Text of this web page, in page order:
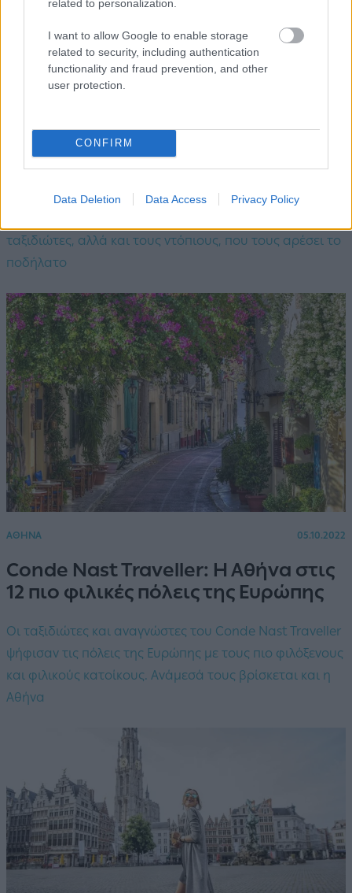
related to personalization.
I want to allow Google to enable storage
related to security, including authentication
functionality and fraud prevention, and other
user protection.
CONFIRM
Data Deletion Data Access Privacy Policy
Οι 10 καλύτερες πόλεις στον κόσμο
ταξιδιώτες, αλλά και τους ντόπιους, που τους αρέσει το
ποδήλατο
ΑΘΗΝΑ 05.10.2022
Conde Nast Traveller: Η Αθήνα στις
12 πιο φιλικές πόλεις της Ευρώπης
Οι ταξιδιώτες και αναγνώστες του Conde Nast Traveller
ψήφισαν τις πόλεις της Ευρώπης με τους πιο φιλόξενους
και φιλικούς κατοίκους. Ανάμεσά τους βρίσκεται και η
Αθήνα